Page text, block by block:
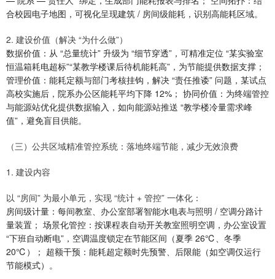
合校园电子地图，可视化呈现建筑 / 房间级能耗，识别高能耗区域。
2. 建设价值（解决 “为什么做”）
数据价值：从 “总量统计” 升级为 “细节穿透”，可精准定位 “某实验室
恒温箱耗电超标”“某教学楼课后待机能耗高”，为节能提供数据支撑；
管理价值：能耗定额与部门考核挂钩，解决 “责任推诿” 问题，某试点
高校实施后，院系办公区能耗平均下降 12%； 协同价值：为终端管控
与能源站优化提供数据输入，如向能源站推送 “教学楼冷量需求峰
值”，避免盲目供能。
（三）公共区域精准管控系统：落地终端节能，减少无效浪费
1. 建设内容
以 “房间” 为最小单元，实现 “统计 + 管控” 一体化：
房间级计量：每间教室、办公室部署智能水电表与照明 / 空调分路计
量装置； 场景化管控：按课程表自动开关教室照明空调，办公室设置
“下班自动断电”，空调温度锁定在节能区间（夏季 26℃、冬季
20℃）； 超额干预：能耗超定额时先预警、后限能（如空调仅运行
节能模式）。